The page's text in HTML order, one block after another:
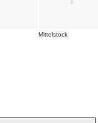
Mittelstock